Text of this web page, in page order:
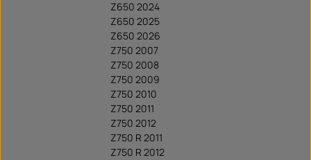
Z650 2024
Z650 2025
Z650 2026
Z750 2007
Z750 2008
Z750 2009
Z750 2010
Z750 2011
Z750 2012
Z750 R 2011
Z750 R 2012